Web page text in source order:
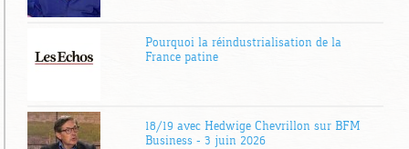
Pourquoi la réindustrialisation de la
France patine
18/19 avec Hedwige Chevrillon sur BFM
Business – 3 juin 2026